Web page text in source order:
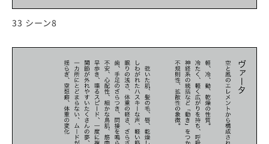
33 シーン8